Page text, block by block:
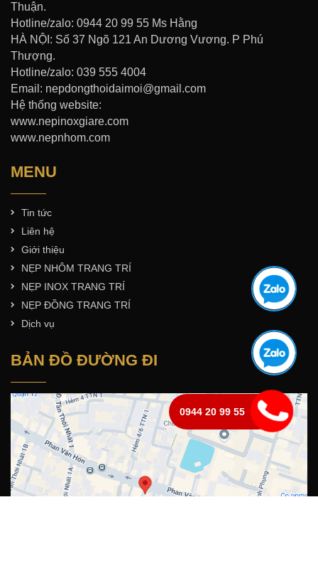
Thuận.
Hotline/zalo: 0944 20 99 55 Ms Hằng
HÀ NỘI: Số 37 Ngõ 121 An Dương Vương. P Phú
Thượng.
Hotline/zalo: 039 555 4004
Email: nepdongthoidaimoi@gmail.com
Hệ thống website:
www.nepinoxgiare.com
www.nepnhom.com
MENU
Tin tức
Liên hệ
Giới thiệu
NẸP NHÔM TRANG TRÍ
NẸP INOX TRANG TRÍ
NẸP ĐỒNG TRANG TRÍ
Dịch vụ
BẢN ĐỒ ĐƯỜNG ĐI
0944 20 99 55